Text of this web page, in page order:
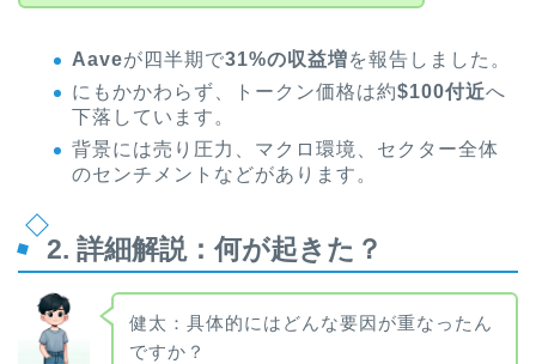
Aaveが四半期で31%の収益増を報告しました。
にもかかわらず、トークン価格は約$100付近へ
下落しています。
背景には売り圧力、マクロ環境、セクター全体
のセンチメントなどがあります。
2. 詳細解説：何が起きた？
健太：具体的にはどんな要因が重なったん
ですか？